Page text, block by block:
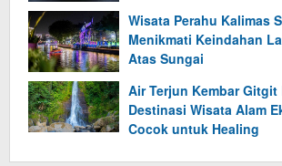
Wisata Perahu Kalimas
Menikmati Keindahan
Atas Sungai
Air Terjun Kembar Gitgit
Destinasi Wisata Alam
Cocok untuk Healing